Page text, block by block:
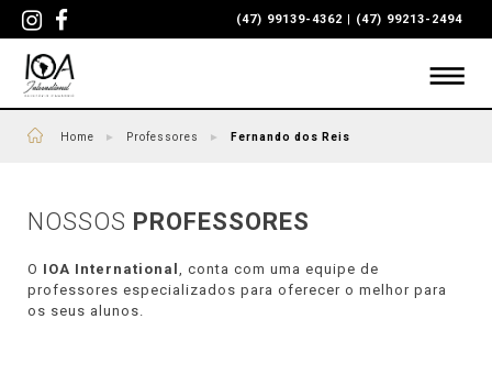
(47) 99139-4362 | (47) 99213-2494
Home ► Professores ► Fernando dos Reis
NOSSOS PROFESSORES
O IOA International , conta com uma equipe de
professores especializados para oferecer o melhor para
os seus alunos.